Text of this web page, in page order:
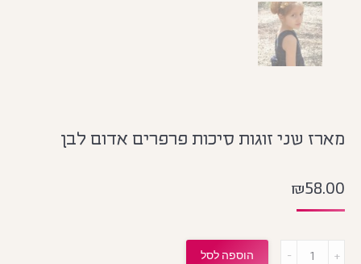
מארז שני זוגות סיכות פרפרים אדום לבן
₪58.00
הוספה לסל